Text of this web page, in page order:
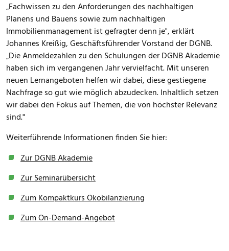
„Fachwissen zu den Anforderungen des nachhaltigen
Planens und Bauens sowie zum nachhaltigen
Immobilienmanagement ist gefragter denn je", erklärt
Johannes Kreißig, Geschäftsführender Vorstand der DGNB.
„Die Anmeldezahlen zu den Schulungen der DGNB Akademie
haben sich im vergangenen Jahr vervielfacht. Mit unseren
neuen Lernangeboten helfen wir dabei, diese gestiegene
Nachfrage so gut wie möglich abzudecken. Inhaltlich setzen
wir dabei den Fokus auf Themen, die von höchster Relevanz
sind."
Weiterführende Informationen finden Sie hier:
Zur DGNB Akademie
Zur Seminarübersicht
Zum Kompaktkurs Ökobilanzierung
Zum On-Demand-Angebot